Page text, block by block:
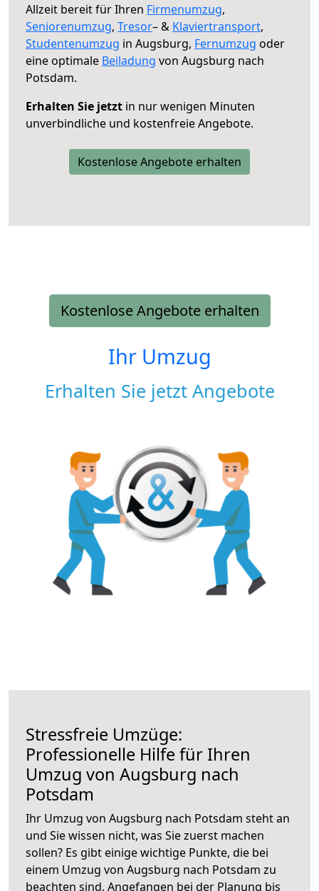
Allzeit bereit für Ihren Firmenumzug,
Seniorenumzug, Tresor– & Klaviertransport,
Studentenumzug in Augsburg, Fernumzug oder
eine optimale Beiladung von Augsburg nach
Potsdam.
Erhalten Sie jetzt in nur wenigen Minuten
unverbindliche und kostenfreie Angebote.
Kostenlose Angebote erhalten
Kostenlose Angebote erhalten
Ihr Umzug
Erhalten Sie jetzt Angebote
Stressfreie Umzüge:
Professionelle Hilfe für Ihren
Umzug von Augsburg nach
Potsdam
Ihr Umzug von Augsburg nach Potsdam steht an
und Sie wissen nicht, was Sie zuerst machen
sollen? Es gibt einige wichtige Punkte, die bei
einem Umzug von Augsburg nach Potsdam zu
beachten sind. Angefangen bei der Planung bis